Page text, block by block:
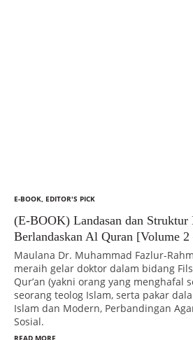
E-BOOK, EDITOR'S PICK
(E-BOOK) Landasan dan
Berlandaskan Al Quran [Volume
Maulana Dr. Muhammad Fazlur-
meraih gelar doktor dalam bidang
Qur’an (yakni orang yang menghafal
seorang teolog Islam, serta pakar
Islam dan Modern, Perbandingan
Sosial.
READ MORE